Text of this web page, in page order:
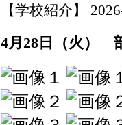
【学校紹介】
4月28日（火）